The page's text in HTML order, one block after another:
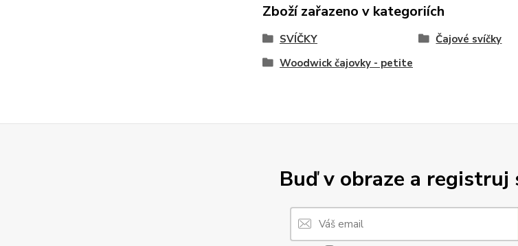
Zboží zařazeno v kategoriích
SVÍČKY Čajové svíčky
Woodwick čajovky - petite
Buď v obraze a registruj